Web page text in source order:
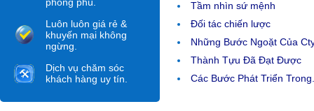
Luôn luôn giá rẻ &
khuyến mại không
ngừng.
Dịch vụ chăm sóc
khách hàng uy tín.
Tầm nhìn sứ mệnh
Đối tác chiến lược
Những Bước Ngoặt Của
Thành Tựu Đã Đạt Được
Các Bước Phát Triển